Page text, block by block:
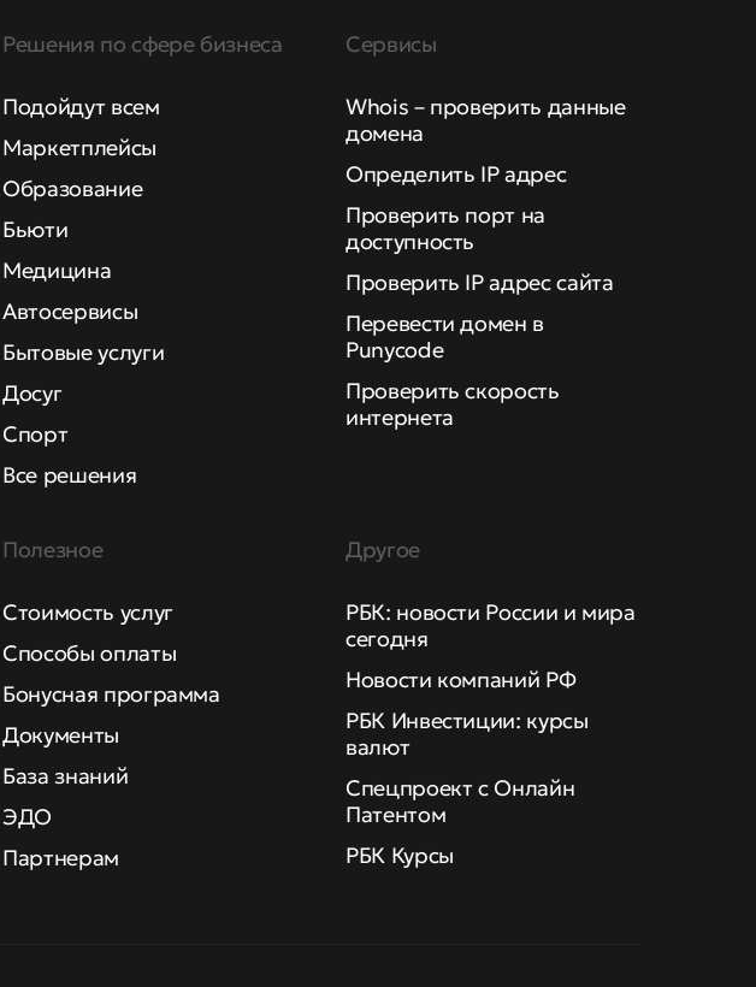
Решения по сфере бизнеса
Подойдут всем
Маркетплейсы
Образование
Бьюти
Медицина
Автосервисы
Бытовые услуги
Досуг
Спорт
Все решения
Сервисы
Whois – проверить данные
домена
Определить IP адрес
Проверить порт на
доступность
Проверить IP адрес сайта
Перевести домен в
Punycode
Проверить скорость
интернета
Полезное
Стоимость услуг
Способы оплаты
Бонусная программа
Документы
База знаний
ЭДО
Партнерам
Другое
РБК: новости России и мира
сегодня
Новости компаний РФ
РБК Инвестиции: курсы
валют
Спецпроект с Онлайн
Патентом
РБК Курсы